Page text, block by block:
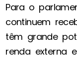
Para o
continuem
têm grande
renda externa